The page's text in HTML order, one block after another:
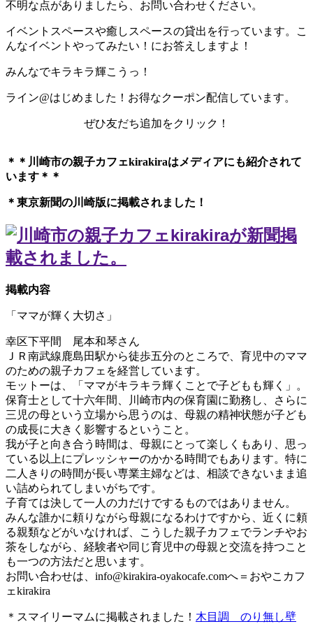
不明な点がありましたら、お問い合わせください。
イベントスペースや癒しスペースの貸出を行っています。こ
んなイベントやってみたい！にお答えしますよ！
みんなでキラキラ輝こうっ！
ライン@はじめました！お得なクーポン配信しています。
ぜひ友だち追加をクリック！
＊＊川崎市の親子カフェkirakiraは メディアにも紹介されて
います＊＊
＊東京新聞の川崎版に掲載されました！
掲載内容
「ママが輝く大切さ」
幸区下平間 尾本和琴さん
ＪＲ南武線鹿島田駅から徒歩五分のところで、育児中のママ
のための親子カフェを経営しています。
モットーは、「ママがキラキラ輝くことで子どもも輝く」。
保育士として十六年間、川崎市内の保育園に勤務し、さらに
三児の母という立場から思うのは、母親の精神状態が子ども
の成長に大きく影響するということ。
我が子と向き合う時間は、母親にとって楽しくもあり、思っ
ている以上にプレッシャーのかかる時間でもあります。特に
二人きりの時間が長い専業主婦などは、相談できないまま追
い詰められてしまいがちです。
子育ては決して一人の力だけでするものではありません。
みんな誰かに頼りながら母親になるわけですから、近くに頼
る親類などがいなければ、こうした親子カフェでランチやお
茶をしながら、経験者や同じ育児中の母親と交流を持つこと
も一つの方法だと思います。
お問い合わせは、 info@kirakira-oyakocafe.comへ＝おやこカフ
ェkirakira
＊スマイリーマムに掲載されました！ 木目調 のり無し壁